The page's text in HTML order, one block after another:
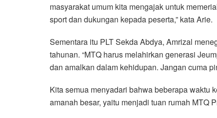
masyarakat umum kita mengajak untuk
sport dan dukungan kepada peserta,” kata Arie.
Sementara itu PLT Sekda Abdya, Amrizal
tahunan. “MTQ harus melahirkan generasi
dan amalkan dalam kehidupan. Jangan cuma
Kita semua menyadari bahwa beberapa waktu
amanah besar, yaitu menjadi tuan rumah MTQ